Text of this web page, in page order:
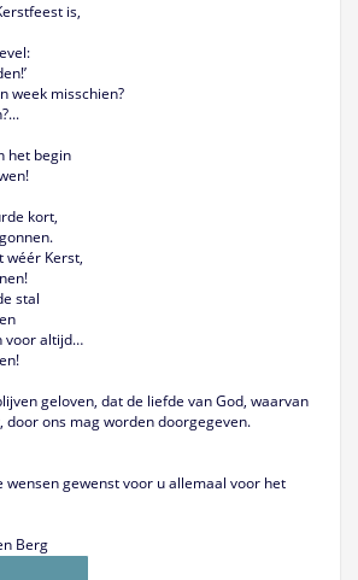
is,
week misschien?
het begin
kort,
wéér Kerst,
stal
voor altijd…
geloven, dat de liefde van God, waarvan
door ons mag worden doorgegeven.
wensen gewenst voor u allemaal voor het
Berg